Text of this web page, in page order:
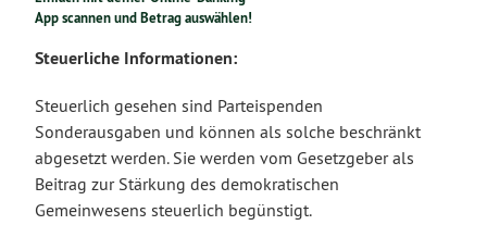
App scannen und Betrag auswählen!
Steuerliche Informationen:
Steuerlich gesehen sind Parteispenden
Sonderausgaben und können als solche beschränkt
abgesetzt werden. Sie werden vom Gesetzgeber als
Beitrag zur Stärkung des demokratischen
Gemeinwesens steuerlich begünstigt.